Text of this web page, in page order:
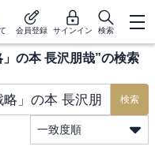
会員登録 サインイン 検索
の本 長沢朋哉”の検索
検索
一致度順